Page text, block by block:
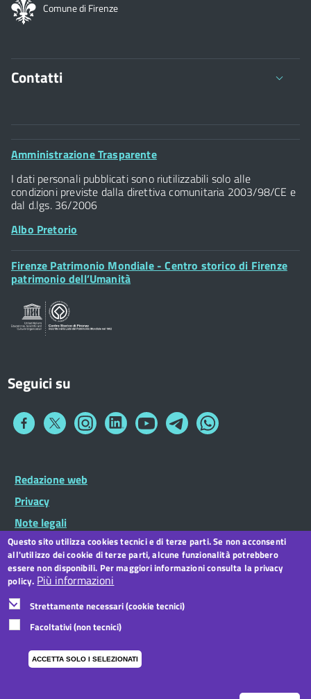
Comune di Firenze
Contatti
Comune di Firenze
Palazzo Vecchio
Piazza della Signoria - 50122, Firenze
P.IVA 01307110484
Posta Elettronica Certificata
Footer
Amministrazione Trasparente
I dati personali pubblicati sono riutilizzabili solo alle
condizioni previste dalla direttiva comunitaria 2003/98/CE e
dal d.lgs. 36/2006
Albo Pretorio
Footer
Widget
Firenze Patrimonio Mondiale - Centro storico di Firenze
patrimonio dell’Umanità
Seguici su
Collegamento
Collegamento
a
Collegamento
a
Collegamento
a
Collegamento
a
Collegamento
a
Collegamento
a
Footer
Widget
Footer
menu
Redazione web
Privacy
Note legali
Dichiarazione di accessibilità
CC BY 3.0 IT
Questo sito utilizza cookies tecnici e di terze parti. Se non acconsenti
all'utilizzo dei cookie di terze parti, alcune funzionalità potrebbero
essere non disponibili. Per maggiori informazioni consulta la privacy
policy. Più informazioni
Strettamente necessari (cookie tecnici)
Facoltativi (non tecnici)
ACCETTA SOLO I SELEZIONATI